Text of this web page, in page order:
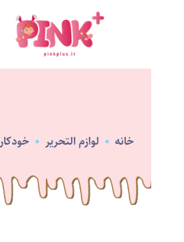
خانه لوازم التحریر خودکار